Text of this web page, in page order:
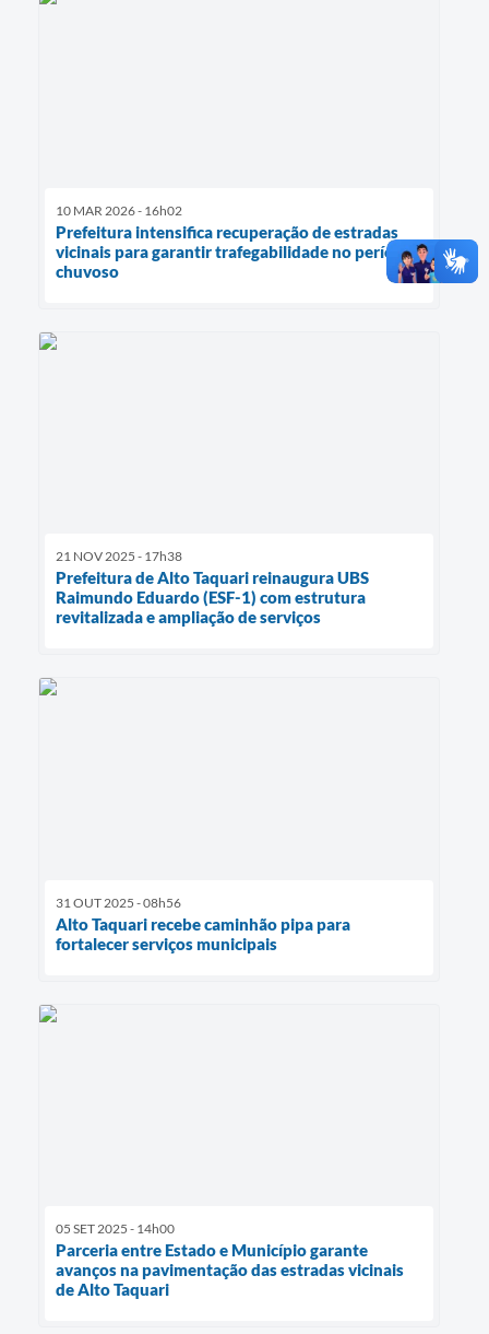
10 MAR 2026 - 16h02
Prefeitura intensifica recuperação de estradas
vicinais para garantir trafegabilidade no período
chuvoso
21 NOV 2025 - 17h38
Prefeitura de Alto Taquari reinaugura UBS
Raimundo Eduardo (ESF-1) com estrutura
revitalizada e ampliação de serviços
31 OUT 2025 - 08h56
Alto Taquari recebe caminhão pipa para
fortalecer serviços municipais
05 SET 2025 - 14h00
Parceria entre Estado e Município garante
avanços na pavimentação das estradas vicinais
de Alto Taquari